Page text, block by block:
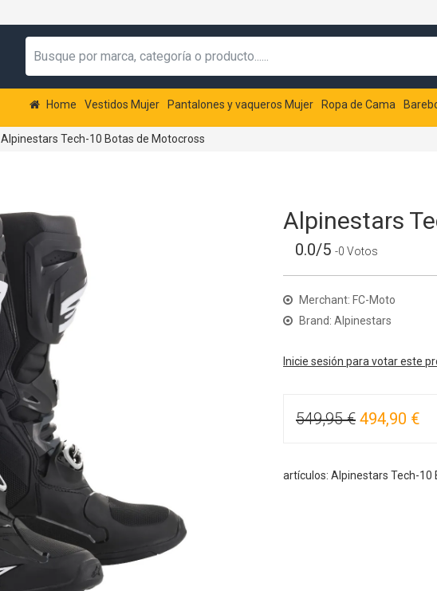
Home Vestidos Mujer Pantalones y vaqueros Mujer Ropa de Cama
Alpinestars Tech-10 Botas de Motocross
Alpinestars
0.0/5 -0 Votos
Merchant: FC-Moto
Brand: Alpinestars
Inicie sesión para votar este
549,95 € 494,90 €
artículos: Alpinestars Tech-10